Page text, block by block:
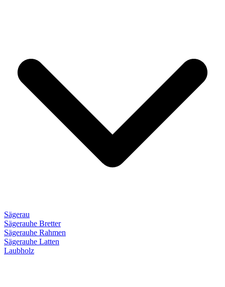
Sägerau
Sägerauhe Bretter
Sägerauhe Rahmen
Sägerauhe Latten
Laubholz